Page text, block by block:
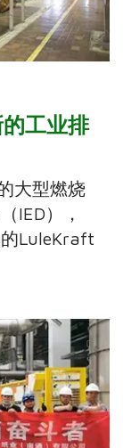
工业排
大型燃烧
IED），
LuleKraft